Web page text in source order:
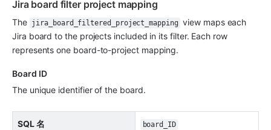
Jira board filter project mapping
The jira_board_filtered_project_mapping view maps each
Jira board to the projects included in its filter. Each row
represents one board-to-project mapping.
Board ID
The unique identifier of the board.
SQL 名 board_ID